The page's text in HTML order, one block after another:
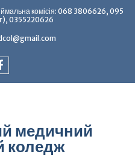
комісія: 068 3806626, 095
0355220626
медичний
коледж